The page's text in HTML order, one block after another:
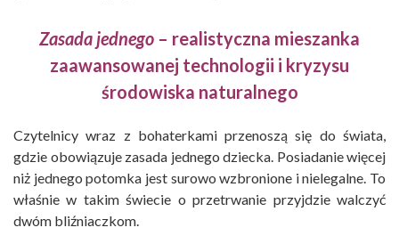
Zasada jednego – realistyczna mieszanka
zaawansowanej technologii i kryzysu
środowiska naturalnego
Czytelnicy wraz z bohaterkami przenoszą się do świata,
gdzie obowiązuje zasada jednego dziecka. Posiadanie więcej
niż jednego potomka jest surowo wzbronione i nielegalne. To
właśnie w takim świecie o przetrwanie przyjdzie walczyć
dwóm bliźniaczkom.